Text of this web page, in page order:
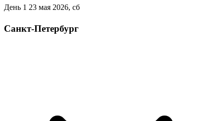
День 1 23 мая 2026, сб
Санкт-Петербург